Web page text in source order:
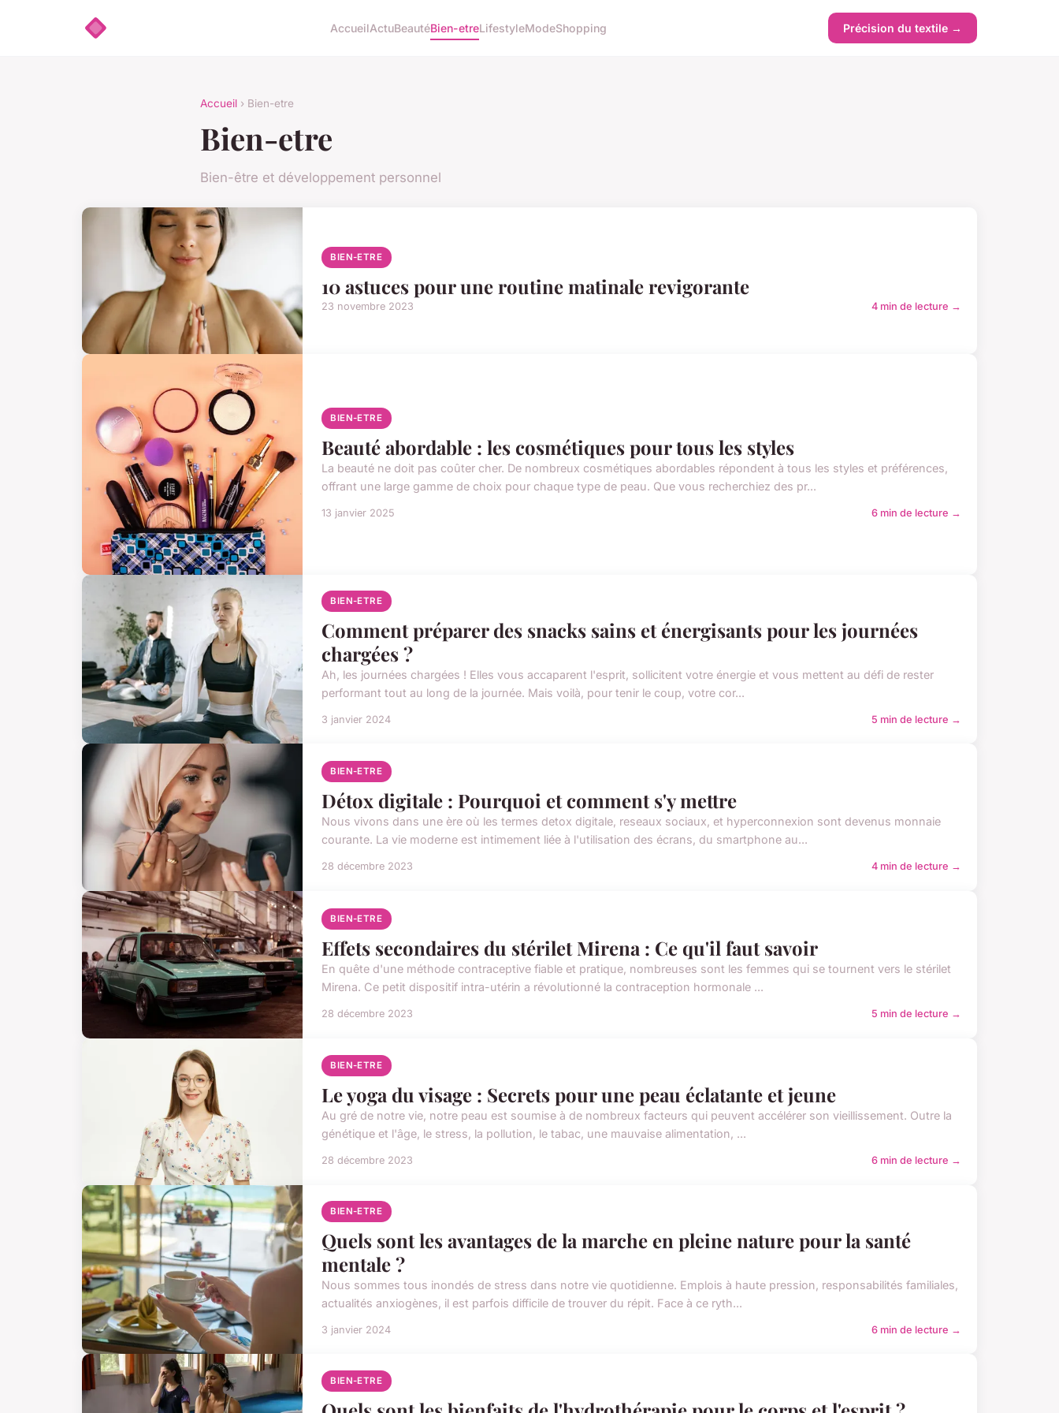
AccueilActuBeautéBien-etreLifestyleModeShopping Précision du textile →
Accueil › Bien-etre
Bien-etre
Bien-être et développement personnel
BIEN-ETRE
10 astuces pour une routine matinale revigorante
23 novembre 2023 4 min de lecture →
BIEN-ETRE
Beauté abordable : les cosmétiques pour tous les styles
La beauté ne doit pas coûter cher. De nombreux cosmétiques abordables répondent à tous les styles et préférences,
offrant une large gamme de choix pour chaque type de peau. Que vous recherchiez des pr...
13 janvier 2025 6 min de lecture →
BIEN-ETRE
Comment préparer des snacks sains et énergisants pour les journées
chargées ?
Ah, les journées chargées ! Elles vous accaparent l'esprit, sollicitent votre énergie et vous mettent au défi de rester
performant tout au long de la journée. Mais voilà, pour tenir le coup, votre cor...
3 janvier 2024 5 min de lecture →
BIEN-ETRE
Détox digitale : Pourquoi et comment s'y mettre
Nous vivons dans une ère où les termes detox digitale, reseaux sociaux, et hyperconnexion sont devenus monnaie
courante. La vie moderne est intimement liée à l'utilisation des écrans, du smartphone au...
28 décembre 2023 4 min de lecture →
BIEN-ETRE
Effets secondaires du stérilet Mirena : Ce qu'il faut savoir
En quête d'une méthode contraceptive fiable et pratique, nombreuses sont les femmes qui se tournent vers le stérilet
Mirena. Ce petit dispositif intra-utérin a révolutionné la contraception hormonale ...
28 décembre 2023 5 min de lecture →
BIEN-ETRE
Le yoga du visage : Secrets pour une peau éclatante et jeune
Au gré de notre vie, notre peau est soumise à de nombreux facteurs qui peuvent accélérer son vieillissement. Outre la
génétique et l'âge, le stress, la pollution, le tabac, une mauvaise alimentation, ...
28 décembre 2023 6 min de lecture →
BIEN-ETRE
Quels sont les avantages de la marche en pleine nature pour la santé
mentale ?
Nous sommes tous inondés de stress dans notre vie quotidienne. Emplois à haute pression, responsabilités familiales,
actualités anxiogènes, il est parfois difficile de trouver du répit. Face à ce ryth...
3 janvier 2024 6 min de lecture →
BIEN-ETRE